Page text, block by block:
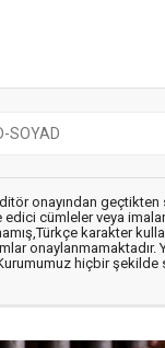
onayından geçtikten
cümleler veya
karakter
onaylanmamaktadır.
hiçbir